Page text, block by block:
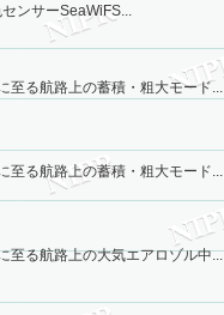
ンサーSeaWiFS...
至る航路上の蓄積・粗大モード...
至る航路上の蓄積・粗大モード...
至る航路上の大気エアロゾル中...